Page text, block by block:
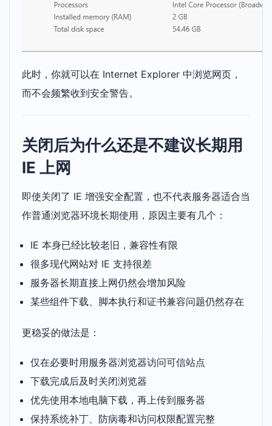
此时，你就可以在 Internet Explorer 中浏览网页，
而不会频繁收到安全警告。
关闭后为什么还是不建议长期用
IE 上网
即使关闭了 IE 增强安全配置，也不代表服务器适合当
作普通浏览器环境长期使用，原因主要有几个：
IE 本身已经比较老旧，兼容性有限
很多现代网站对 IE 支持很差
服务器长期直接上网仍然会增加风险
某些组件下载、脚本执行和证书兼容问题仍然存在
更稳妥的做法是：
仅在必要时用服务器浏览器访问可信站点
下载完成后及时关闭浏览器
优先使用本地电脑下载，再上传到服务器
保持系统补丁、防病毒和访问权限配置完整